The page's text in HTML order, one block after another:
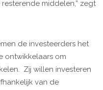
middelen,” zegt
de investeerders het
ontwikkelaars om
Zij willen investeren
van de